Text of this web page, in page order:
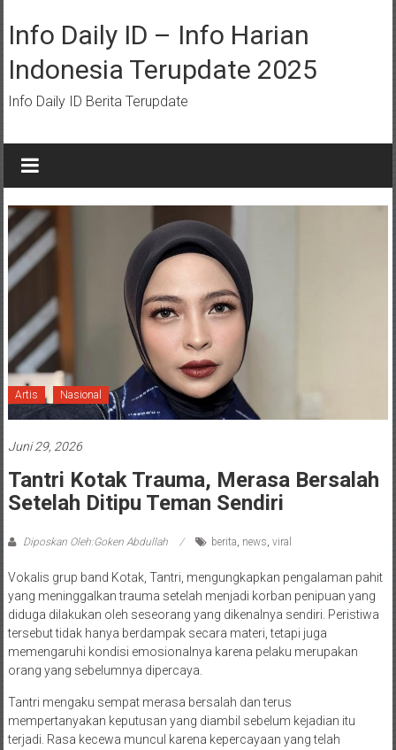
ke
konten
Info Daily ID – Info Harian
Indonesia Terupdate 2025
Info Daily ID Berita Terupdate
Artis Nasional
Juni 29, 2026
Tantri Kotak Trauma, Merasa Bersalah
Setelah Ditipu Teman Sendiri
Diposkan Oleh:Goken Abdullah berita, news, viral
Vokalis grup band Kotak, Tantri, mengungkapkan pengalaman pahit
yang meninggalkan trauma setelah menjadi korban penipuan yang
diduga dilakukan oleh seseorang yang dikenalnya sendiri. Peristiwa
tersebut tidak hanya berdampak secara materi, tetapi juga
memengaruhi kondisi emosionalnya karena pelaku merupakan
orang yang sebelumnya dipercaya.
Tantri mengaku sempat merasa bersalah dan terus
mempertanyakan keputusan yang diambil sebelum kejadian itu
terjadi. Rasa kecewa muncul karena kepercayaan yang telah